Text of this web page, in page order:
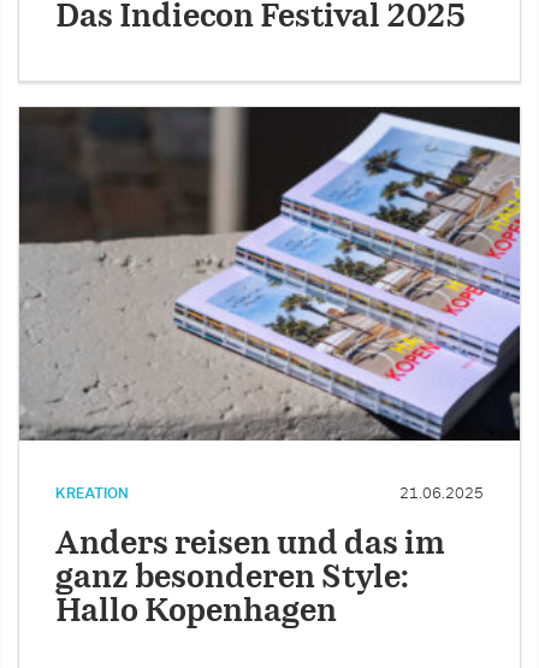
Das Indiecon Festival 2025
KREATION 21.06.2025
Anders reisen und das im
ganz besonderen Style:
Hallo Kopenhagen